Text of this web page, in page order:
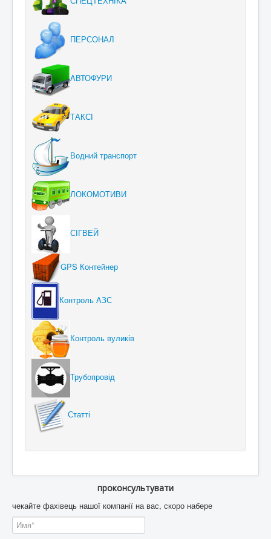
ПЕРСОНАЛ
АВТОФУРИ
ТАКСІ
Водний транспорт
ЛОКОМОТИВИ
СІГВЕЙ
GPS Контейнер
Контроль АЗС
Контроль вуликів
Трубопровід
Статті
проконсультувати
чекайте фахівець нашої компанії на вас, скоро набере